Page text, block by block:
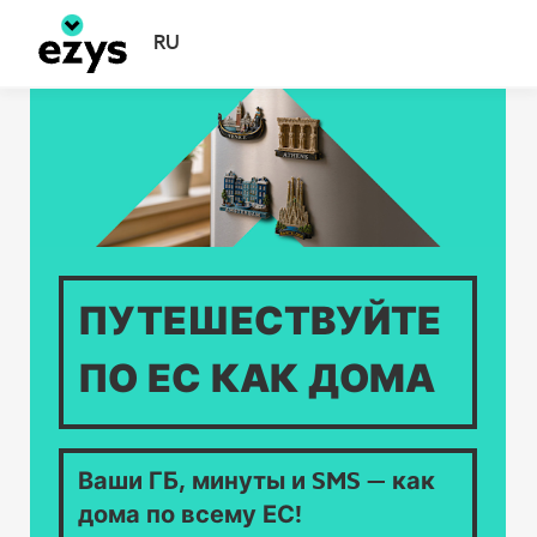
Перейти к основному содержимому
RU
ПУТЕШЕСТВУЙТЕ
ПО ЕС КАК ДОМА
Ваши ГБ, минуты и SMS — как
дома по всему ЕС!